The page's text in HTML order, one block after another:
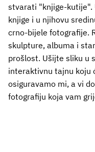
stvarati "knjige-kutije".
knjige i u njihovu
crno-bijele fotografije.
skulpture, albuma i
prošlost. Ušijte sliku u
interaktivnu tajnu koju
osiguravamo mi, a vi
fotografiju koja vam